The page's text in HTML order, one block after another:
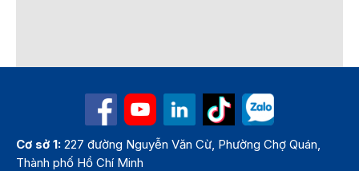
Cơ sở 1: 227 đường Nguyễn Văn Cừ, Phường Chợ Quán,
Thành phố Hồ Chí Minh